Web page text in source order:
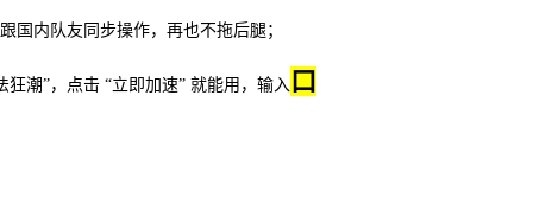
国内队友同步操作，再也不拖后腿；
潮”，点击 “立即加速” 就能用，输入 口